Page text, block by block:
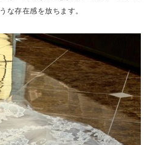
な存在感を放ちます。